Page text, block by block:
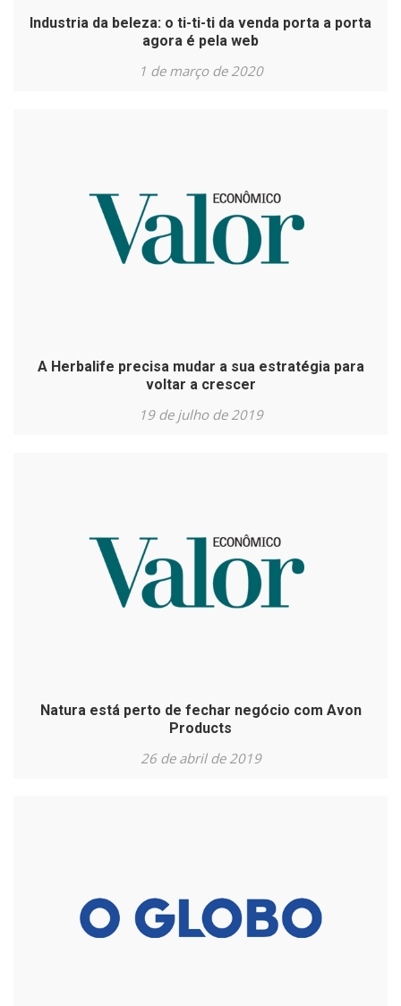
Industria da beleza: o ti-ti-ti da venda porta a porta
agora é pela web
1 de março de 2020
A Herbalife precisa mudar a sua estratégia para
voltar a crescer
19 de julho de 2019
Natura está perto de fechar negócio com Avon
Products
26 de abril de 2019